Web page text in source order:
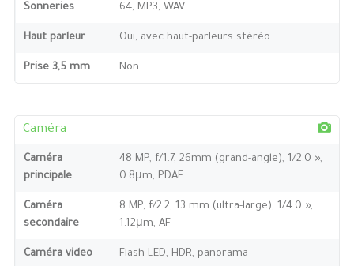
Sonneries 64, MP3, WAV
Haut parleur Oui, avec haut-parleurs stéréo
Prise 3,5 mm Non
Caméra
Caméra
principale
48 MP, f/1.7, 26mm (grand-angle), 1/2.0 »,
0.8μm, PDAF
Caméra
secondaire
8 MP, f/2.2, 13 mm (ultra-large), 1/4.0 »,
1.12μm, AF
Caméra video Flash LED, HDR, panorama